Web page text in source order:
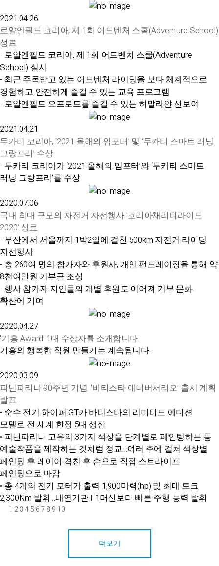
2021.04.26
로얄엔필드 코리아, 제 1회 어드벤처 스쿨(Adventure School)
성료
- 로얄엔필드 코리아, 제 1회 어드벤처 스쿨(Adventure
School) 실시
- 최근 주목받고 있는 어드벤처 라이딩을 보다 체계적으로
경험하고 안전하게 즐길 수 있는 교육 프로그램
- 로얄엔필드 오프로드를 즐길 수 있는 히말라얀 선보여
2021.04.21
두카티 코리아, ‘2021 올해의 임포터’ 및 ‘두카티 스마트 러닝
그랑프리’ 수상
- 두카티 코리아가 ‘2021 올해의 임포터’와 ‘두카티 스마트
러닝 그랑프리’를 수상
2020.07.06
국내 최대 규모의 자전거 자선행사 '코리아채리티라이드
2020' 성료
- 부산에서 서울까지 1박2일에 걸친 500km 자전거 라이딩
자선행사
- 총 260여 명의 참가자와 후원사, 개인 펀드레이징을 통해 약
8천여만원 기부금 조성
- 행사 참가자 지인들의 개별 후원도 이어져 기부 문화
확산에 기여
2020.04.27
'기흥 Award' 1대 수상자를 소개합니다.
기흥의 행복한 직원 만들기는 계속됩니다.
2020.03.09
피닌파리나 90주년 기념, ‘바티스타 애니버서리오’ 출시 계획
발표
• 순수 전기 하이퍼 GT카 바티스타의 리미티드 에디션
모델로 전 세계 한정 5대 생산
• 피닌파리나 고유의 3가지 색상을 단계별로 페인팅하는 등
예술작품을 제작하는 것처럼 정교…여러 주에 걸쳐 색상별
페인팅 후 레이어 겹친 후 손으로 직접 스트라이프
페인팅으로 마감
• 총 4개의 전기 모터가 출력 1,900마력(hp) 및 최대 토크
2,300Nm 발휘…내연기관 F1머신보다 빠른 주행 능력 발휘
1 2345 67 8 9 10
더보기